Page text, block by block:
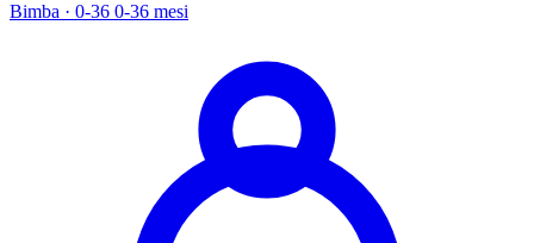
Bimba · 0-36 0-36 mesi